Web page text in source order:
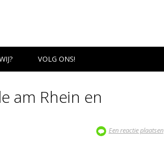
VOLG ONS!
am Rhein en
Een reactie plaatsen